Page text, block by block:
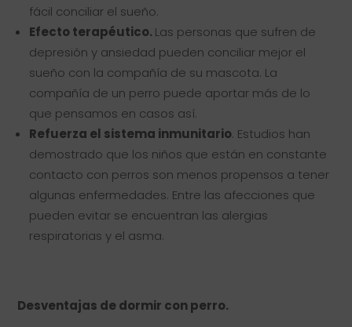
fácil conciliar el sueño.
Efecto terapéutico. Las personas que sufren de
depresión y ansiedad pueden conciliar mejor el
sueño con la compañía de su mascota. La
compañía de un perro puede aportar más de lo
que pensamos en casos así.
Refuerza el sistema inmunitario. Estudios han
demostrado que los niños que están en constante
contacto con perros son menos propensos a tener
algunas enfermedades. Entre las afecciones que
pueden evitar se encuentran las alergias
respiratorias y el asma.
Desventajas de dormir con perro.